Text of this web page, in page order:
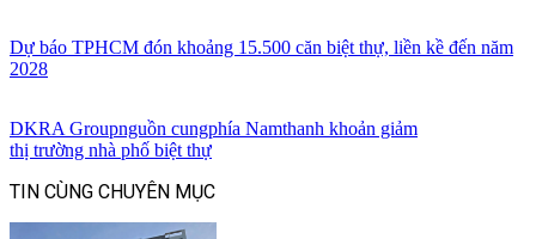
Dự báo TPHCM đón khoảng 15.500 căn biệt thự, liền kề đến năm
2028
DKRA Groupnguồn cungphía Namthanh khoản giảm
thị trường nhà phố biệt thự
TIN CÙNG CHUYÊN MỤC